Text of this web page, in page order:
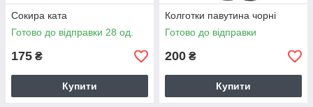
Сокира ката
Готово до відправки 28 од.
175 ₴
Купити
Колготки павутина чорні
Готово до відправки
200 ₴
Купити